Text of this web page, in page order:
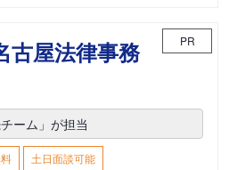
古屋法律事務
PR
ーム」が担当
土日面談可能